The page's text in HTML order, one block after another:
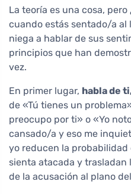
La teoría es una cosa,
cuando estás sentado/a al
niega a hablar de sus
principios que han
vez.
En primer lugar, habla de
de «Tú tienes un
preocupo por ti» o «Yo
cansado/a y eso me
yo reducen la probabilidad
sienta atacada y
de la acusación al plano